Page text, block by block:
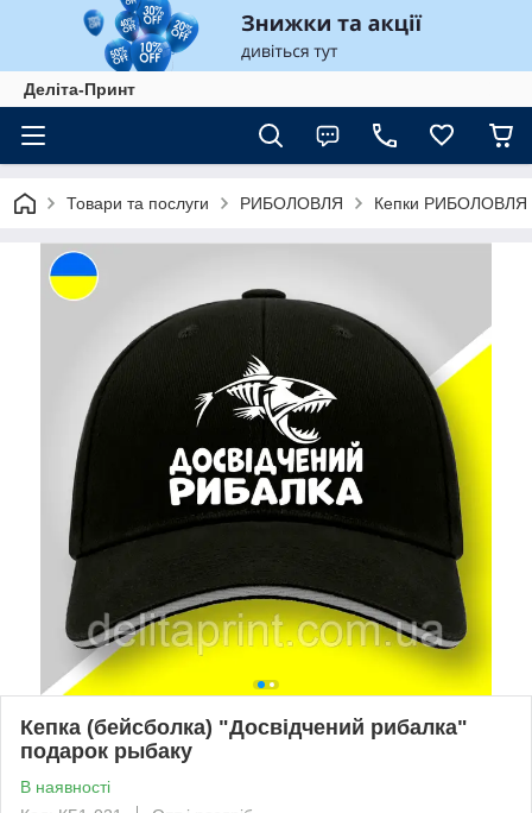
Деліта-Принт
Товари та послуги РИБОЛОВЛЯ Кепки РИБОЛОВЛЯ
Кепка (бейсболка) "Досвідчений рибалка"
подарок рыбаку
В наявності